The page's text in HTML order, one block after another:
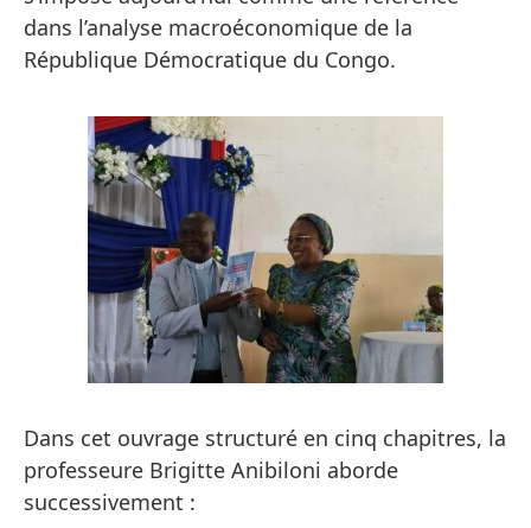
dans l’analyse macroéconomique de la
République Démocratique du Congo.
Dans cet ouvrage structuré en cinq chapitres, la
professeure Brigitte Anibiloni aborde
successivement :